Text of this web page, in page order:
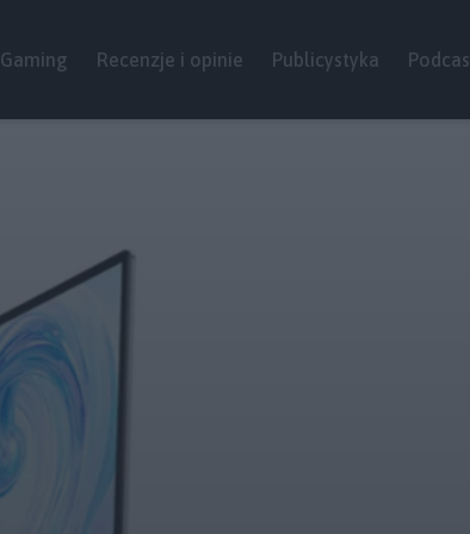
Gaming Recenzje i opinie Publicystyka